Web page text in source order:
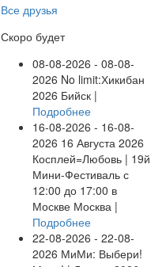
Все друзья
Скоро будет
08-08-2026 - 08-08-
2026 No limit:Хикибан
2026 Бийск |
Подробнее
16-08-2026 - 16-08-
2026 16 Августа 2026
Косплей=Любовь | 19й
Мини-Фестиваль с
12:00 до 17:00 в
Москве Москва |
Подробнее
22-08-2026 - 22-08-
2026 МиМи: Выбери!